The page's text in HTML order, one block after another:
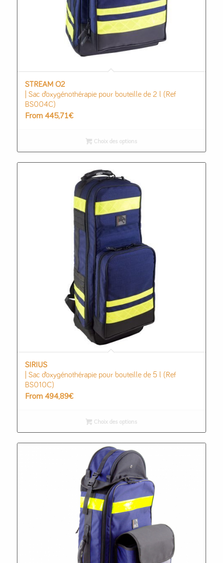
STREAM O2
| Sac d’oxygénothérapie pour bouteille de 2 l (Ref
BS004C)
From 445,71€
Choix des options
SIRIUS
| Sac d’oxygénothérapie pour bouteille de 5 l (Ref
BS010C)
From 494,89€
Choix des options